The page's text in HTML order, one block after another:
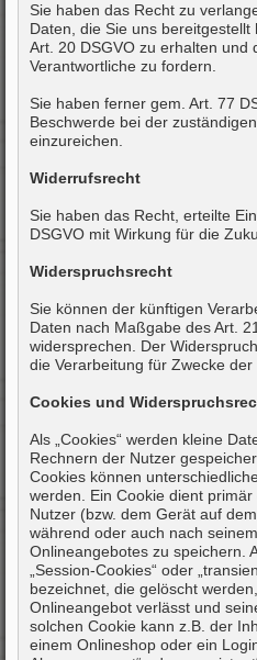
Sie haben das Recht zu
Daten, die Sie uns
Art. 20 DSGVO zu erhalten
Verantwortliche zu fordern.
Sie haben ferner gem. Art. 77
Beschwerde bei der
einzureichen.
Widerrufsrecht
Sie haben das Recht, erteilte
DSGVO mit Wirkung für die
Widerspruchsrecht
Sie können der künftigen
Daten nach Maßgabe des Art.
widersprechen. Der
die Verarbeitung für Zwecke der
Cookies und
Als „Cookies“ werden kleine
Rechnern der Nutzer
Cookies können
werden. Ein Cookie dient
Nutzer (bzw. dem Gerät auf
während oder auch nach
Onlineangebotes zu speichern.
„Session-Cookies“ oder
bezeichnet, die gelöscht
Onlineangebot verlässt und
solchen Cookie kann z.B. der
einem Onlineshop oder ein